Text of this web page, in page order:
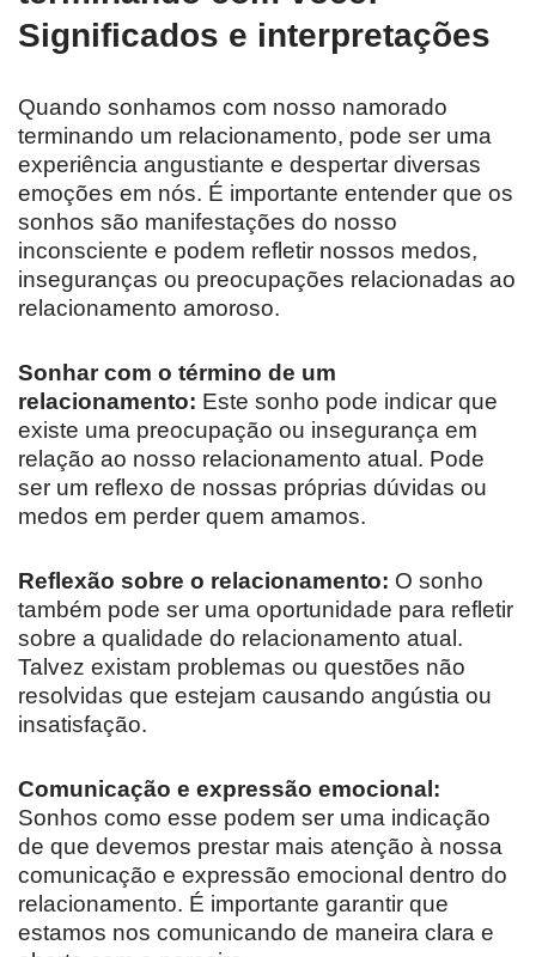
Significados e interpretações
Quando sonhamos com nosso namorado
terminando um relacionamento, pode ser uma
experiência angustiante e despertar diversas
emoções em nós. É importante entender que os
sonhos são manifestações do nosso
inconsciente e podem refletir nossos medos,
inseguranças ou preocupações relacionadas ao
relacionamento amoroso.
Sonhar com o término de um
relacionamento: Este sonho pode indicar que
existe uma preocupação ou insegurança em
relação ao nosso relacionamento atual. Pode
ser um reflexo de nossas próprias dúvidas ou
medos em perder quem amamos.
Reflexão sobre o relacionamento: O sonho
também pode ser uma oportunidade para refletir
sobre a qualidade do relacionamento atual.
Talvez existam problemas ou questões não
resolvidas que estejam causando angústia ou
insatisfação.
Comunicação e expressão emocional:
Sonhos como esse podem ser uma indicação
de que devemos prestar mais atenção à nossa
comunicação e expressão emocional dentro do
relacionamento. É importante garantir que
estamos nos comunicando de maneira clara e